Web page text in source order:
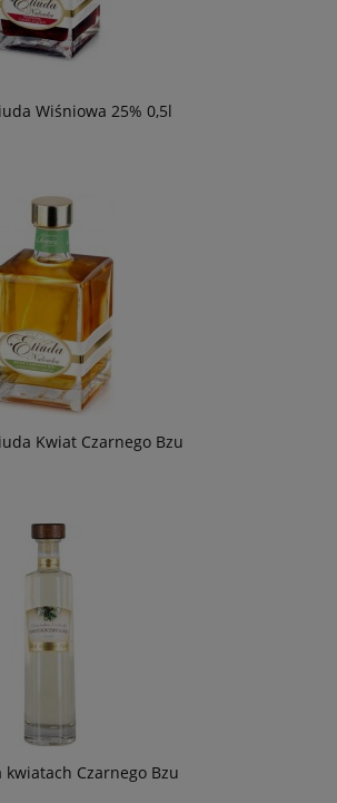
Wiśniowa 25% 0,5l
Kwiat Czarnego Bzu
kwiatach Czarnego Bzu